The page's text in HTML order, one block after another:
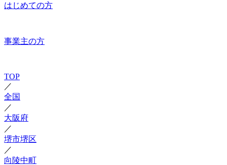
はじめての方
事業主の方
TOP
／
全国
／
大阪府
／
堺市堺区
／
向陵中町